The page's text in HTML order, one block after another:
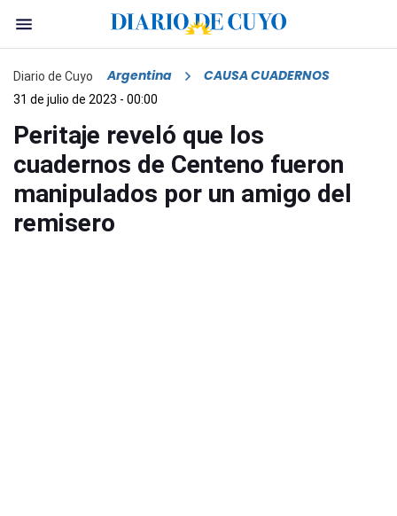
Diario de Cuyo Argentina CAUSA CUADERNOS
31 de julio de 2023 - 00:00
Peritaje reveló que los
cuadernos de Centeno fueron
manipulados por un amigo del
remisero